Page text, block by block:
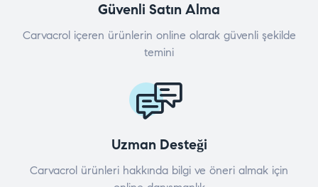
Güvenli Satın Alma
Carvacrol içeren ürünlerin online olarak güvenli şekilde
temini
Uzman Desteği
Carvacrol ürünleri hakkında bilgi ve öneri almak için